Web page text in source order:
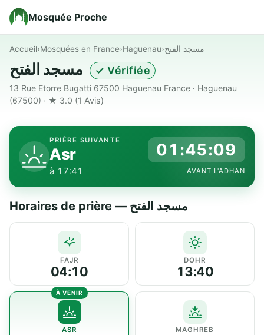
Mosquée Proche
Accueil›Mosquées en France›Haguenau›مسجد الفتح
✓ Vérifiée
13 Rue Etorre Bugatti 67500 Haguenau France · Haguenau
(67500) · ★ 3.0 (1 Avis)
PRIÈRE SUIVANTE
Asr
à 17:41
01:45:08
AVANT L'ADHAN
Horaires de prière — مسجد الفتح
FAJR
04:10
DOHR
13:40
ASR MAGHREB